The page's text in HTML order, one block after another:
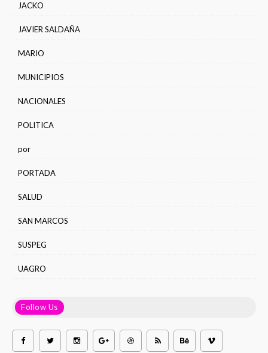
JACKO
JAVIER SALDAÑA
MARIO
MUNICIPIOS
NACIONALES
POLITICA
por
PORTADA
SALUD
SAN MARCOS
SUSPEG
UAGRO
Follow Us